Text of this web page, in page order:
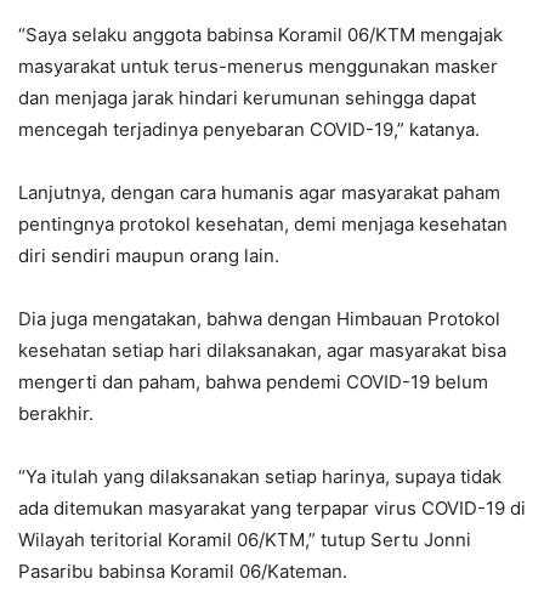
“Saya selaku anggota babinsa Koramil 06/KTM mengajak
masyarakat untuk terus-menerus menggunakan masker
dan menjaga jarak hindari kerumunan sehingga dapat
mencegah terjadinya penyebaran COVID-19,” katanya.
Lanjutnya, dengan cara humanis agar masyarakat paham
pentingnya protokol kesehatan, demi menjaga kesehatan
diri sendiri maupun orang lain.
Dia juga mengatakan, bahwa dengan Himbauan Protokol
kesehatan setiap hari dilaksanakan, agar masyarakat bisa
mengerti dan paham, bahwa pendemi COVID-19 belum
berakhir.
“Ya itulah yang dilaksanakan setiap harinya, supaya tidak
ada ditemukan masyarakat yang terpapar virus COVID-19 di
Wilayah teritorial Koramil 06/KTM,” tutup Sertu Jonni
Pasaribu babinsa Koramil 06/Kateman.